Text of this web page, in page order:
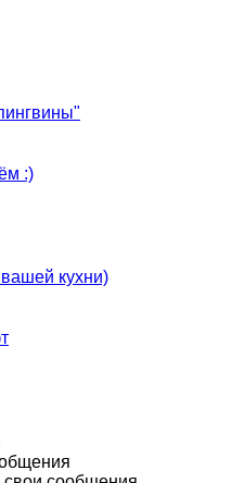
:)
кухни)